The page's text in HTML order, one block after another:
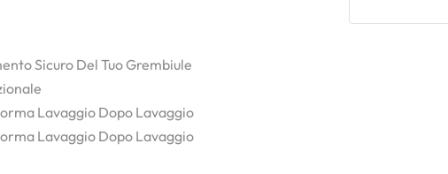
Sicuro Del Tuo Grembiule
Lavaggio Dopo Lavaggio
Lavaggio Dopo Lavaggio